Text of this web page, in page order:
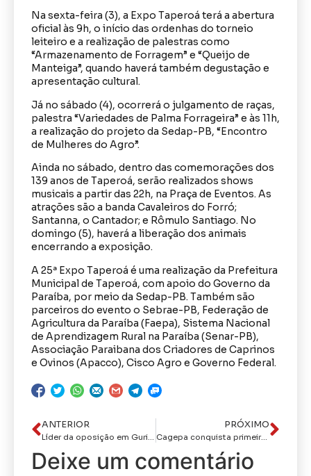
Na sexta-feira (3), a Expo Taperoá terá a abertura
oficial às 9h, o início das ordenhas do torneio
leiteiro e a realização de palestras como
“Armazenamento de Forragem” e “Queijo de
Manteiga”, quando haverá também degustação e
apresentação cultural.
Já no sábado (4), ocorrerá o julgamento de raças,
palestra “Variedades de Palma Forrageira” e às 11h,
a realização do projeto da Sedap-PB, “Encontro
de Mulheres do Agro”.
Ainda no sábado, dentro das comemorações dos
139 anos de Taperoá, serão realizados shows
musicais a partir das 22h, na Praça de Eventos. As
atrações são a banda Cavaleiros do Forró;
Santanna, o Cantador; e Rômulo Santiago. No
domingo (5), haverá a liberação dos animais
encerrando a exposição.
A 25ª Expo Taperoá é uma realização da Prefeitura
Municipal de Taperoá, com apoio do Governo da
Paraíba, por meio da Sedap-PB. Também são
parceiros do evento o Sebrae-PB, Federação de
Agricultura da Paraíba (Faepa), Sistema Nacional
de Aprendizagem Rural na Paraíba (Senar-PB),
Associação Paraibana dos Criadores de Caprinos
e Ovinos (Apacco), Cisco Agro e Governo Federal.
ANTERIOR PRÓXIMO
Cagepa conquista primeiro registro no INPI em coautoria com a UFPB
Deixe um comentário